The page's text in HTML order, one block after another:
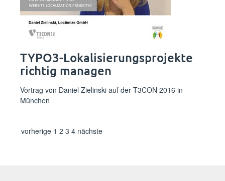
TYPO3-Lokalisierungsprojekte
richtig managen
Vortrag von Daniel Zielinski auf der T3CON 2016 in
München
vorherige 1 2 3 4 nächste